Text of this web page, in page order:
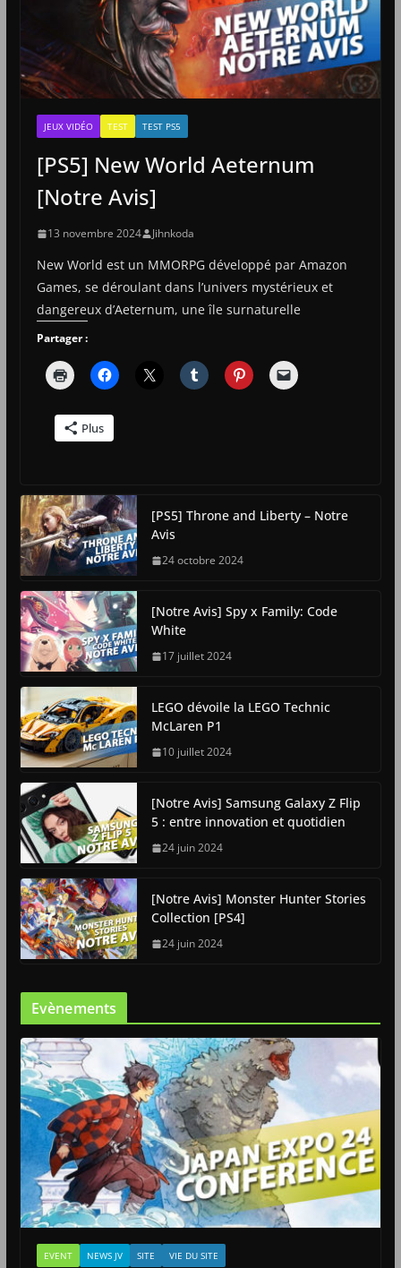
JEUX VIDÉO TEST TEST PS5
[PS5] New World Aeternum
[Notre Avis]
13 novembre 2024 Jihnkoda
New World est un MMORPG développé par Amazon
Games, se déroulant dans l’univers mystérieux et
dangereux d’Aeternum, une île surnaturelle
Partager :
Plus
[PS5] Throne and Liberty – Notre
Avis
24 octobre 2024
[Notre Avis] Spy x Family: Code
White
17 juillet 2024
LEGO dévoile la LEGO Technic
McLaren P1
10 juillet 2024
[Notre Avis] Samsung Galaxy Z Flip
5 : entre innovation et quotidien
24 juin 2024
[Notre Avis] Monster Hunter Stories
Collection [PS4]
24 juin 2024
Evènements
EVENT NEWS JV SITE VIE DU SITE